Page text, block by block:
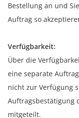
Bestellung an und
Auftrag so
Verfügbarkeit:
Über die
eine separate
nicht zur Verfügung
Auftragsbestätigung
mitgeteilt.